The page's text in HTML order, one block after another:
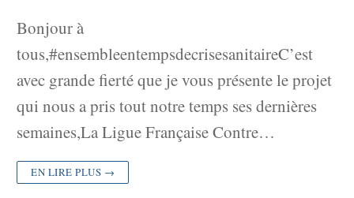
Bonjour à
tous,#ensembleentempsdecrisesanitaireC’est
avec grande fierté que je vous présente le projet
qui nous a pris tout notre temps ses dernières
semaines,La Ligue Française Contre…
EN LIRE PLUS →